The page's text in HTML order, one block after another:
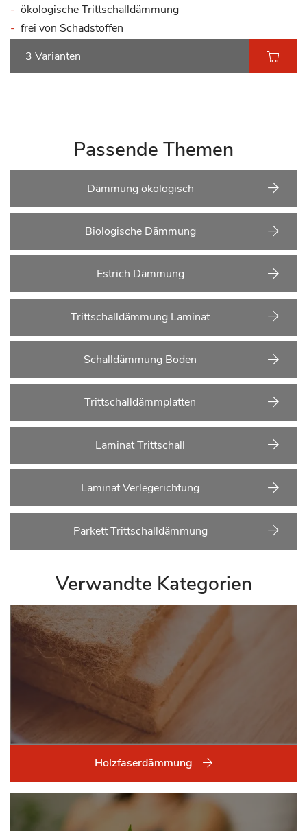
ökologische Trittschalldämmung
frei von Schadstoffen
3 Varianten
Passende Themen
Dämmung ökologisch
Biologische Dämmung
Estrich Dämmung
Trittschalldämmung Laminat
Schalldämmung Boden
Trittschalldämmplatten
Laminat Trittschall
Laminat Verlegerichtung
Parkett Trittschalldämmung
Verwandte Kategorien
Holzfaserdämmung